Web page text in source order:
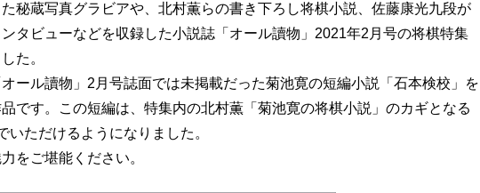
秘蔵写真グラビアや、北村薫らの書き下ろし将棋小説、佐藤康光九段が
タビューなどを収録した小説誌「オール讀物」2021年2月号の将棋特集
た。
ール讀物」2月号誌面では未掲載だった菊池寛の短編小説「石本検校」を
です。この短編は、特集内の北村薫「菊池寛の将棋小説」のカギとなる
いただけるようになりました。
をご堪能ください。